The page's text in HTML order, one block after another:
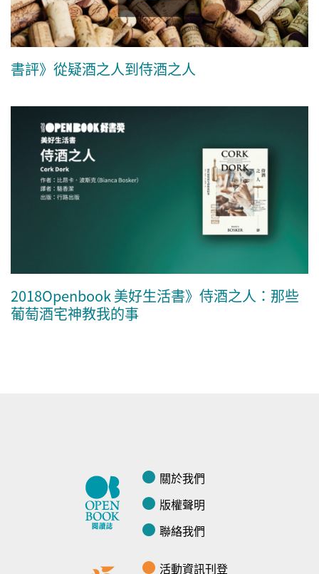
書評》從疑酒之人到侍酒之人
2018Openbook 美好生活書》侍酒之人：那些
葡萄酒宅神教我的事
關於我們
版權聲明
聯絡我們
活動資訊刊登